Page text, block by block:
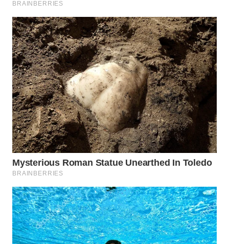
WN
TANGERANG
WN
BINJAI
WN
CIREBON
WN
INDRAMAYU
WN
WN
MAJALENGKA